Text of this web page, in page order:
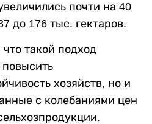
почти на 40
до 176 тыс. гектаров.
такой подход
повысить
хозяйств, но и
с колебаниями цен